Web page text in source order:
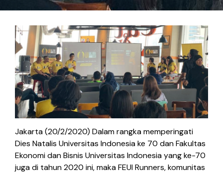
Jakarta (20/2/2020) Dalam rangka memperingati
Dies Natalis Universitas Indonesia ke 70 dan Fakultas
Ekonomi dan Bisnis Universitas Indonesia yang ke-70
juga di tahun 2020 ini, maka FEUI Runners, komunitas